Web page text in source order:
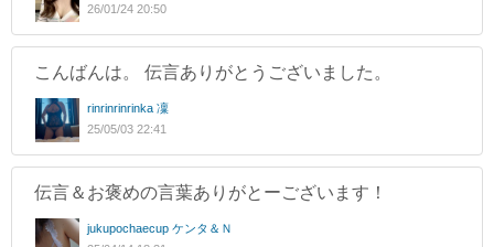
26/01/24 20:50
こんばんは。 伝言ありがとうございました。
rinrinrinrinka 凜
25/05/03 22:41
伝言＆お褒めの言葉ありがとーございます！
jukupochaecup ケンタ＆Ｎ